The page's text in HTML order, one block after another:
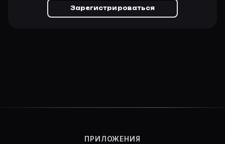
Зарегистрироваться
ПРИЛОЖЕНИЯ